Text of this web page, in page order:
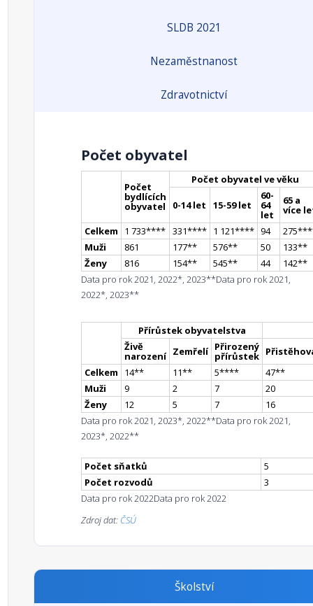
SLDB 2021
Nezaměstnanost
Zdravotnictví
Počet obyvatel
Počet
bydlících
obyvatel
Počet obyvatel ve věku
0-14 let 15-59 let
60-
64
let
65 a
více
Celkem
1 733**** 331**** 1 121**** 94 275**
Muži
861 177** 576** 50 133**
Ženy
816 154** 545** 44 142**
Data pro rok 2021, 2022*, 2023**Data pro rok 2021,
2022*, 2023**
Přírůstek obyvatelstva
Živě
narození Zemřelí Přirozený
přírůstek
Celkem
14** 11** 5**** 47**
Muži
9 2 7
20
Ženy
12 5 7
16
Data pro rok 2021, 2023*, 2022**Data pro rok 2021,
2023*, 2022**
Počet sňatků
5
Počet rozvodů
3
Data pro rok 2022Data pro rok 2022
Zdroj dat: ČSÚ
Školství